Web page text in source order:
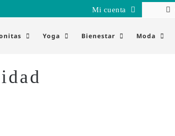
Mi cuenta
Yoga Bienestar Moda